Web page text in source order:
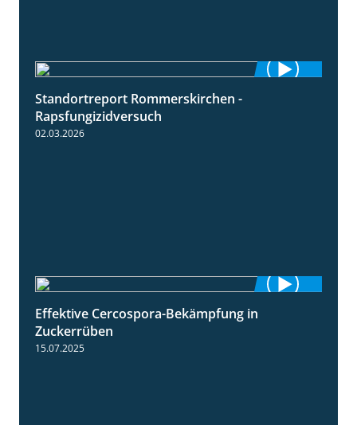
Standortreport Rommerskirchen -
Rapsfungizidversuch
02.03.2026
Effektive Cercospora-Bekämpfung in
Zuckerrüben
15.07.2025